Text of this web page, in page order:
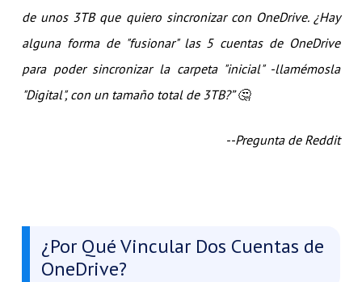
de unos 3TB que quiero sincronizar con OneDrive. ¿Hay
alguna forma de "fusionar" las 5 cuentas de OneDrive
para poder sincronizar la carpeta "inicial" -llamémosla
"Digital", con un tamaño total de 3TB?” 🤔​
--Pregunta de Reddit
¿Por Qué Vincular Dos Cuentas de
OneDrive?